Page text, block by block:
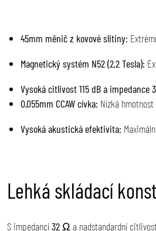
45mm měnič z kovové slitiny:
Magnetický systém N52 (2,2 Tesla):
Vysoká citlivost 115 dB a impedance
0,055mm CCAW cívka: Nízká
Vysoká akustická efektivita:
Lehká skládací
S impedancí32 Ω a nadstandardní